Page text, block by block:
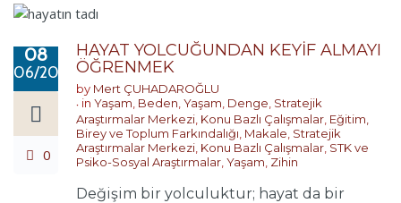
08
06/2017
0
HAYAT YOLCUĞUNDAN KEYİF ALMAYI
ÖĞRENMEK
by Mert ÇUHADAROĞLU
in Yaşam Beden Yaşam Denge Stratejik
Araştırmalar Merkezi Konu Bazlı Çalışmalar Eğitim,
Birey ve Toplum Farkındalığı Makale Stratejik
Araştırmalar Merkezi Konu Bazlı Çalışmalar STK ve
Psiko-Sosyal Araştırmalar Yaşam Zihin
Değişim bir yolculuktur; hayat da bir